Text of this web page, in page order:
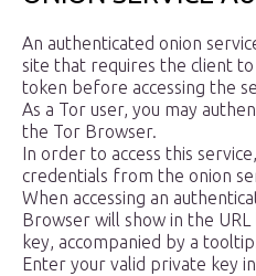
An authenticated onion
site that requires the client
token before accessing the
As a Tor user, you may
the Tor Browser.
In order to access this
credentials from the onion
When accessing an
Browser will show in the
key, accompanied by a
Enter your valid private key